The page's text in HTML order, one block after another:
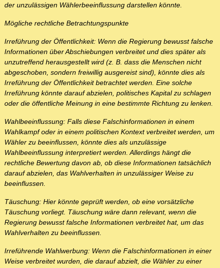
der unzulässigen Wählerbeeinflussung darstellen könnte.
Mögliche rechtliche Betrachtungspunkte
Irreführung der Öffentlichkeit: Wenn die Regierung bewusst falsche
Informationen über Abschiebungen verbreitet und dies später als
unzutreffend herausgestellt wird (z. B. dass die Menschen nicht
abgeschoben, sondern freiwillig ausgereist sind), könnte dies als
Irreführung der Öffentlichkeit betrachtet werden. Eine solche
Irreführung könnte darauf abzielen, politisches Kapital zu schlagen
oder die öffentliche Meinung in eine bestimmte Richtung zu lenken.
Wahlbeeinflussung: Falls diese Falschinformationen in einem
Wahlkampf oder in einem politischen Kontext verbreitet werden, um
Wähler zu beeinflussen, könnte dies als unzulässige
Wahlbeeinflussung interpretiert werden. Allerdings hängt die
rechtliche Bewertung davon ab, ob diese Informationen tatsächlich
darauf abzielen, das Wahlverhalten in unzulässiger Weise zu
beeinflussen.
Täuschung: Hier könnte geprüft werden, ob eine vorsätzliche
Täuschung vorliegt. Täuschung wäre dann relevant, wenn die
Regierung bewusst falsche Informationen verbreitet hat, um das
Wahlverhalten zu beeinflussen.
Irreführende Wahlwerbung: Wenn die Falschinformationen in einer
Weise verbreitet wurden, die darauf abzielt, die Wähler zu einer